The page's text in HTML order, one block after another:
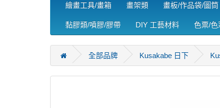
繪畫工具/畫箱 畫架類 畫板/作品袋/圖筒
黏膠類/噴膠/膠帶 DIY 工藝材料 色票/色
全部品牌 Kusakabe 日下